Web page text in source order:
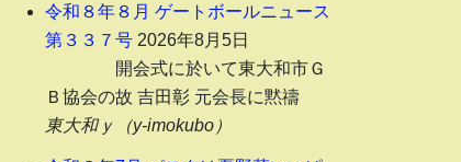
令和８年８月 ゲートボールニュース
第３３７号 2026年8月5日
開会式に於いて東大和市Ｇ
Ｂ協会の故 吉田彰 元会長に黙禱
東大和ｙ（y-imokubo）